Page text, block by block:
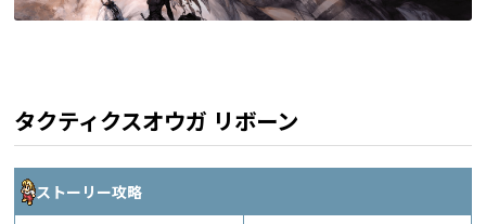
タクティクスオウガ リボーン
ストーリー攻略